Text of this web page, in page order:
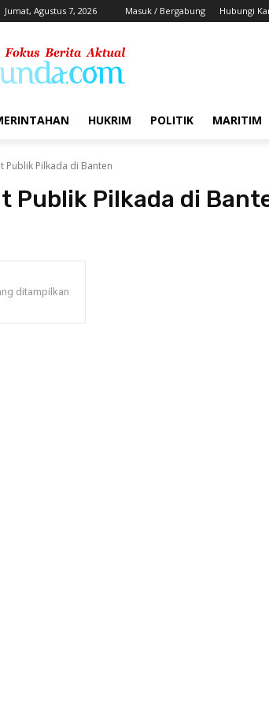
Jumat, Agustus 7, 2026 Masuk / Bergabung Hubungi
HUKRIM POLITIK MARITIM
Publik Pilkada di Banten
Publik Pilkada di
ditampilkan